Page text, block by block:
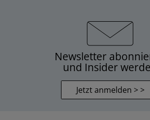
Newsletter
und Insider
Jetzt anmelden > >